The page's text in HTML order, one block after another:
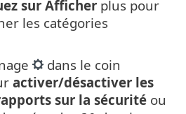
sur Afficher plus pour
les catégories
dans le coin
activer/désactiver les
sur la sécurité ou